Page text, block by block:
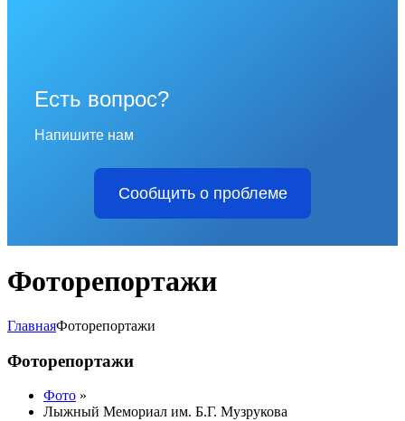
Есть вопрос?
Напишите нам
Сообщить о проблеме
Фoторепортажи
ГлавнаяФoторепортажи
Фoторепортажи
Фото »
Лыжный Мемориал им. Б.Г. Музрукова